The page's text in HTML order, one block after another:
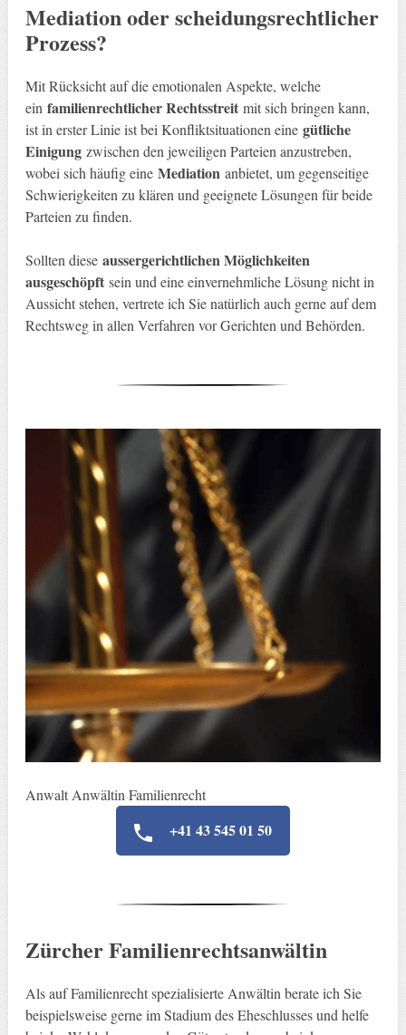
Mediation oder scheidungsrechtlicher
Prozess?
Mit Rücksicht auf die emotionalen Aspekte, welche
ein familienrechtlicher Rechtsstreit mit sich bringen kann,
ist in erster Linie ist bei Konfliktsituationen eine gütliche
Einigungzwischen den jeweiligen Parteien anzustreben,
wobei sich häufig eine Mediation anbietet, um gegenseitige
Schwierigkeiten zu klären und geeignete Lösungen für beide
Parteien zu finden.
Sollten diese aussergerichtlichen Möglichkeiten
ausgeschöpftsein und eine einvernehmliche Lösung nicht in
Aussicht stehen, vertrete ich Sie natürlich auch gerne auf dem
Rechtsweg in allen Verfahren vor Gerichten und Behörden.
Anwalt Anwältin Familienrecht
+41 43 545 01 50
Zürcher Familienrechtsanwältin
Als auf Familienrecht spezialisierte Anwältin berate ich Sie
beispielsweise gerne im Stadium des Eheschlusses und helfe